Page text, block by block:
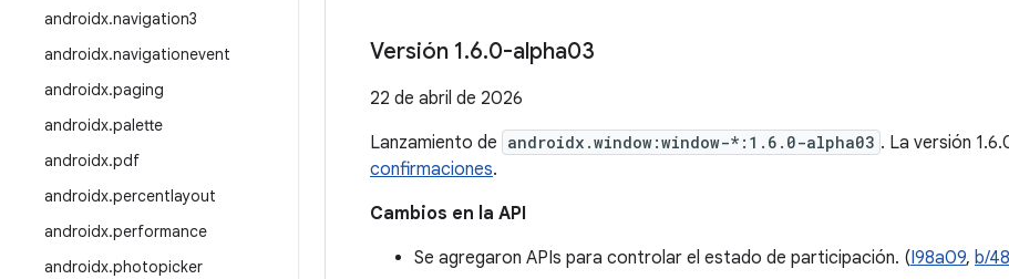
androidx.navigation3
androidx.navigationevent
androidx.paging
androidx.palette
androidx.pdf
androidx.percentlayout
androidx.performance
androidx.photopicker
Versión 1.6.0-alpha03
22 de abril de 2026
Lanzamiento de androidx.window:window-*:1.6.0-alpha03 . La versión
confirmaciones.
Cambios en la API
Se agregaron APIs para controlar el estado de participación. (I98a09, b/